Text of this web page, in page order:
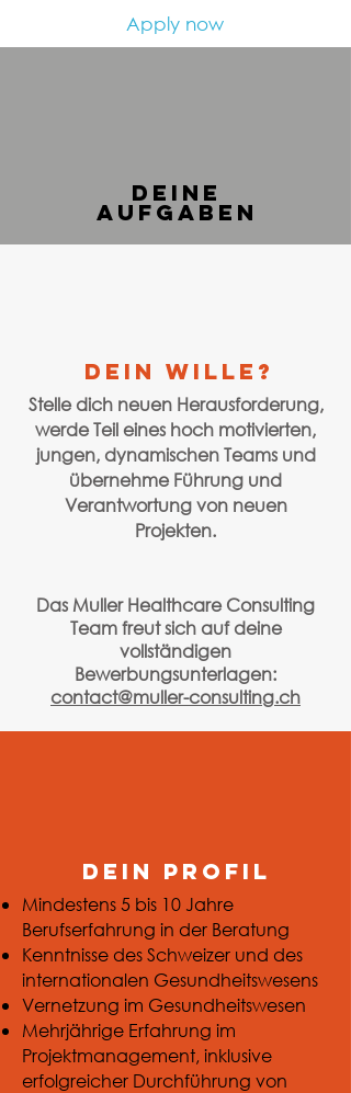
Apply now
deine
aufgaben
dein wille?
Stelle dich neuen Herausforderung,
werde Teil eines hoch motivierten,
jungen, dynamischen Teams und
übernehme Führung und
Verantwortung von neuen
Projekten.
Das Muller Healthcare Consulting
Team freut sich auf deine
vollständigen
Bewerbungsunterlagen:
contact@muller-consulting.ch
Dein profil
Mindestens 5 bis 10 Jahre
Berufserfahrung in der Beratung
Kenntnisse des Schweizer und des
internationalen Gesundheitswesens
Vernetzung im Gesundheitswesen
Mehrjährige Erfahrung im
Projektmanagement, inklusive
erfolgreicher Durchführung von